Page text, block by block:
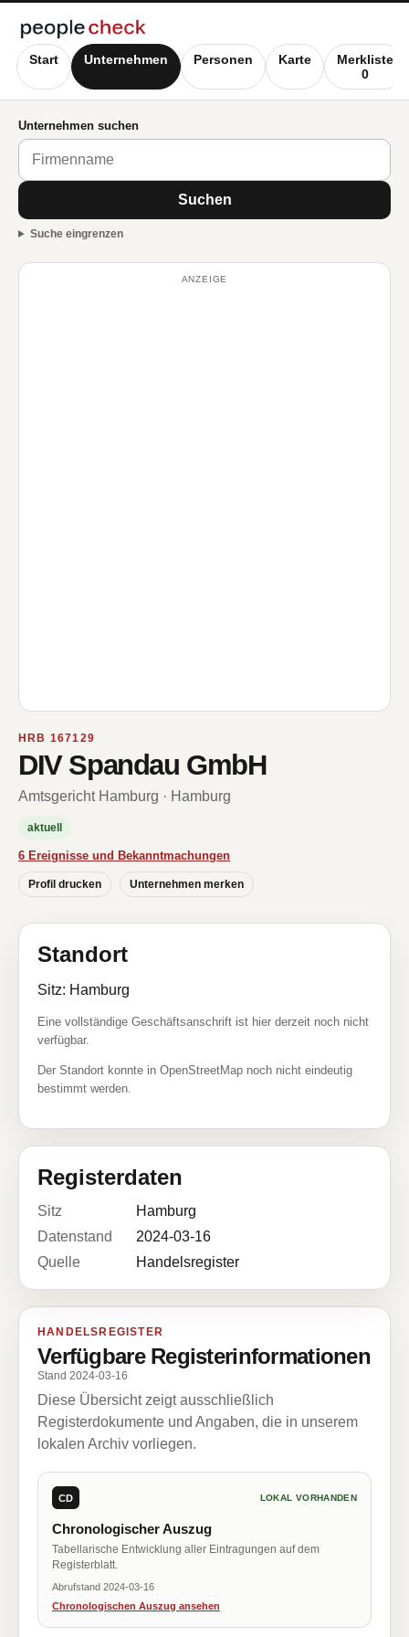
Start Unternehmen Personen Karte
Merkliste
0
Unternehmen suchen
Suchen
Suche eingrenzen
ANZEIGE
HRB 167129
DIV Spandau GmbH
Amtsgericht Hamburg · Hamburg
aktuell
6 Ereignisse und Bekanntmachungen
Profil drucken Unternehmen merken
Standort
Sitz: Hamburg
Eine vollständige Geschäftsanschrift ist hier derzeit noch nicht
verfügbar.
Der Standort konnte in OpenStreetMap noch nicht eindeutig
bestimmt werden.
Registerdaten
Sitz
Hamburg
Datenstand
2024-03-16
Quelle
Handelsregister
HANDELSREGISTER
Verfügbare Registerinformationen
Stand 2024-03-16
Diese Übersicht zeigt ausschließlich
Registerdokumente und Angaben, die in unserem
lokalen Archiv vorliegen.
CD LOKAL VORHANDEN
Chronologischer Auszug
Tabellarische Entwicklung aller Eintragungen auf dem
Registerblatt.
Abrufstand 2024-03-16
Chronologischen Auszug ansehen